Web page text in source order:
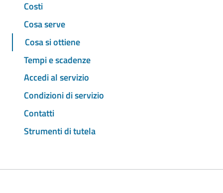
Costi
Cosa serve
Cosa si ottiene
Tempi e scadenze
Accedi al servizio
Condizioni di servizio
Contatti
Strumenti di tutela